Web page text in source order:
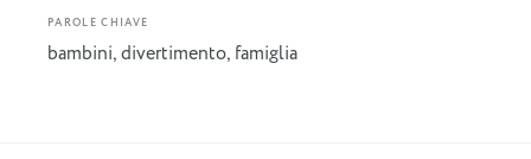
PAROLE CHIAVE
bambini,divertimento, famiglia